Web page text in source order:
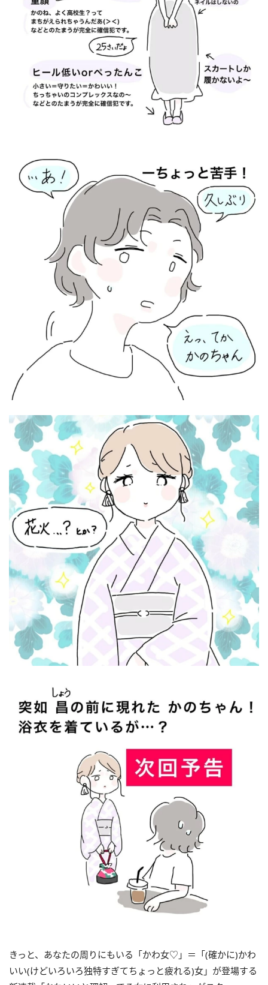
きっと、あなたの周りにもいる「かわ女♡」 ＝「(確かに)かわ
いい(けどいろいろ独特すぎてちょっと疲れる)女」が登場する